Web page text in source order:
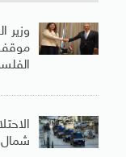
وزير
موقف
شمال